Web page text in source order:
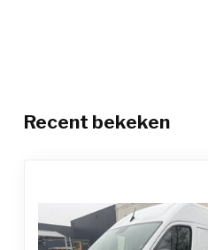
Recent bekeken